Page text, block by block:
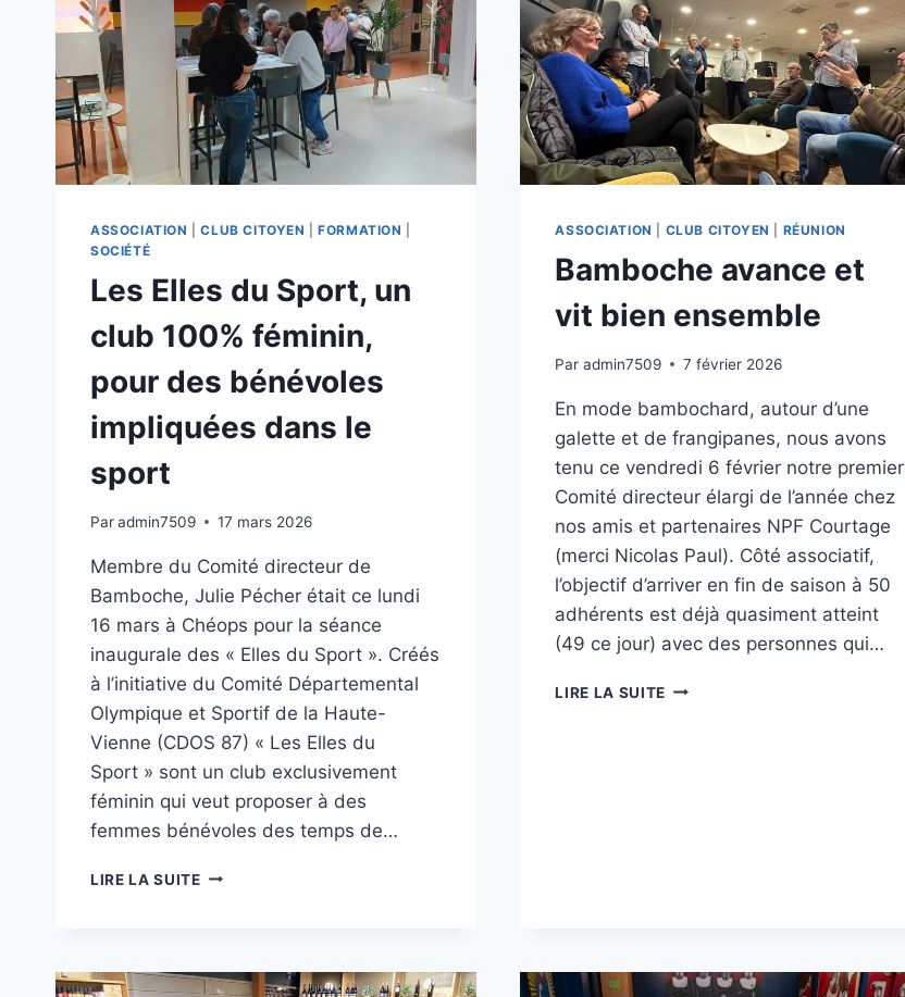
ASSOCIATION |CLUB CITOYEN |FORMATION
SOCIÉTÉ
Les Elles du Sport, un
club 100% féminin,
pour des bénévoles
impliquées dans le
sport
Paradmin7509 17 mars 2026
Membre du Comité directeur de
Bamboche, Julie Pécher était ce lundi
16 mars à Chéops pour la séance
inaugurale des « Elles du Sport ». Créés
à l’initiative du Comité Départemental
Olympique et Sportif de la Haute-
Vienne (CDOS 87) « Les Elles du
Sport » sont un club exclusivement
féminin qui veut proposer à des
femmes bénévoles des temps de…
LIRE LA SUITELES
CLUB
ASSOCIATION CLUB CITOYEN RÉUNION
Bamboche avance et
vit bien ensemble
Par admin7509 7 février 2026
En mode bambochard, autour d’une
galette et de frangipanes, nous avons
tenu ce vendredi 6 février notre premier
Comité directeur élargi de l’année chez
nos amis et partenaires NPF Courtage
(merci Nicolas Paul). Côté associatif,
l’objectif d’arriver en fin de saison à 50
adhérents est déjà quasiment atteint
(49 ce jour) avec des personnes qui…
LIRE LA SUITE BAMBOCHE